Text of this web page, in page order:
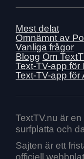
Tors 25 juni
Tis 23 juni
Mån 22 juni
Sön 21 juni
Lör 20 juni
Ons 17 juni
Tis 16 juni
Mån 15 juni
Mest delat
Omnämnt av
Vanliga frågor
Blogg Om
Text-TV-app för
Text-TV-app för
TextTV.nu är
surfplatta och
Sajten är ett
officiell